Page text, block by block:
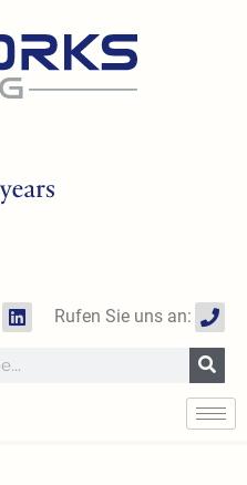
L
i
k
Rufen Sie uns an:
P
h
o
n
e